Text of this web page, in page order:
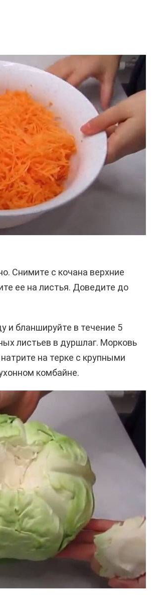
Снимите с кочана верхние
ее на листья. Доведите до
и бланшируйте в течение 5
листьев в дуршлаг. Морковь
на терке с крупными
комбайне.